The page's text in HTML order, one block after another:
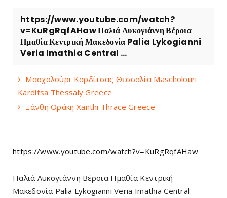
https://www.youtube.com/watch?
v=KuRgRqfAHaw Παλιά Λυκογιάννη Βέροια
Ημαθία Κεντρική Μακεδονία Palia Lykogianni
Veria Imathia Central ...
Μασχολούρι Καρδίτσας Θεσσαλία Mascholouri
Karditsa Thessaly Greece
Ξάνθη Θράκη Xanthi Thrace Greece
https://www.youtube.com/watch?v=KuRgRqfAHaw
Παλιά Λυκογιάννη Βέροια Ημαθία Κεντρική
Μακεδονία Palia Lykogianni Veria Imathia Central